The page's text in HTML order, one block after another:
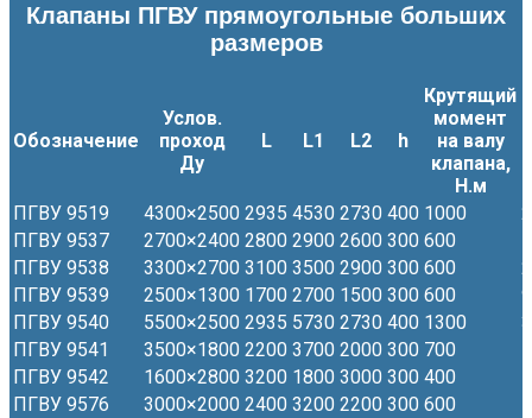
Клапаны ПГВУ прямоугольные больших
размеров
Обозначение
Услов.
проход
Ду
L L1 L2 h
Крутящий
момент
на валу
клапана,
Н.м
ПГВУ 9519 4300×2500 2935 4530 2730 400 1000
ПГВУ 9537
2700×2400 2800 2900 2600 300 600
ПГВУ 9538
3300×2700 3100 3500 2900 300 600
ПГВУ 9539
2500×1300 1700 2700 1500 300 600
ПГВУ 9540
5500×2500 2935 5730 2730 400 1300
ПГВУ 9541
3500×1800 2200 3700 2000 300 700
ПГВУ 9542
1600×2800 3200 1800 3000 300 400
ПГВУ 9576
3000×2000 2400 3200 2200 300 600